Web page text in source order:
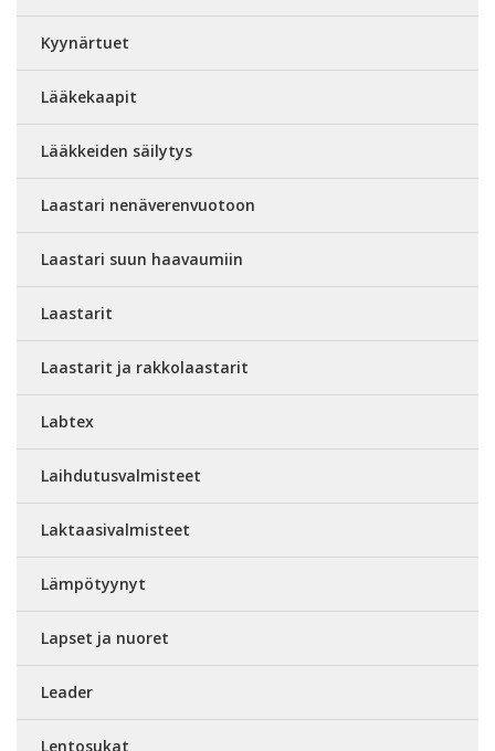
Kyynärtuet
Lääkekaapit
Lääkkeiden säilytys
Laastari nenäverenvuotoon
Laastari suun haavaumiin
Laastarit
Laastarit ja rakkolaastarit
Labtex
Laihdutusvalmisteet
Laktaasivalmisteet
Lämpötyynyt
Lapset ja nuoret
Leader
Lentosukat